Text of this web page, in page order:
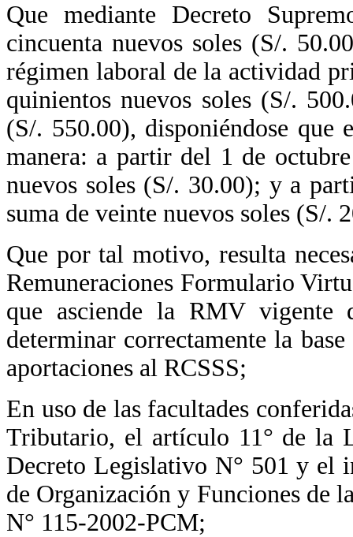
Que mediante Decreto
cincuenta nuevos soles (S/.
régimen laboral de la actividad
quinientos nuevos soles (S/.
(S/. 550.00), disponiéndose que
manera: a partir del 1 de
nuevos soles (S/. 30.00); y a
suma de veinte nuevos soles (S/.
Que por tal motivo, resulta
Remuneraciones Formulario
que asciende la RMV vigente
determinar correctamente la
aportaciones al RCSSS;
En uso de las facultades
Tributario, el artículo 11° de la
Decreto Legislativo N° 501 y el
de Organización y Funciones de
N° 115-2002-PCM;